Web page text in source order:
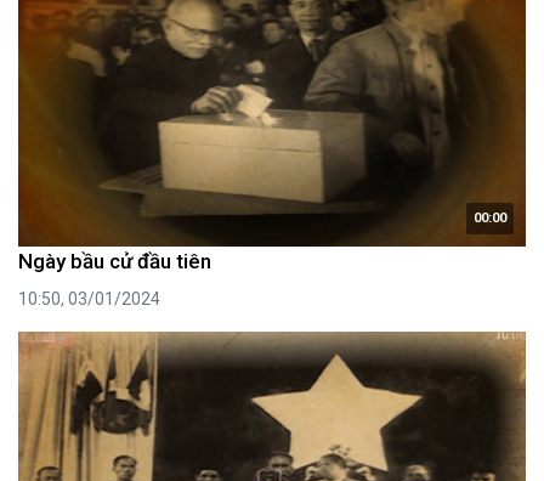
00:00
Ngày bầu cử đầu tiên
10:50, 03/01/2024